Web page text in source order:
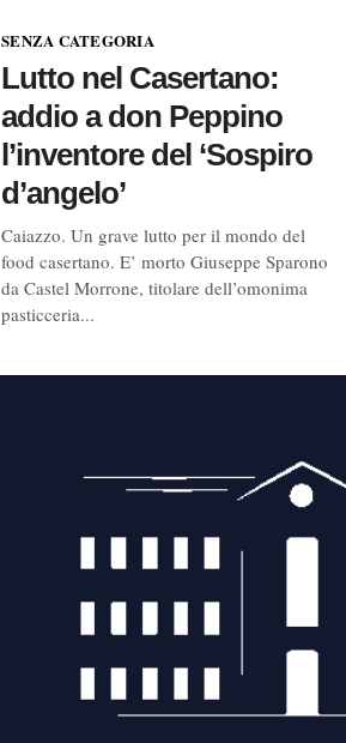
SENZA CATEGORIA
Lutto nel Casertano:
addio a don Peppino
l’inventore del ‘Sospiro
d’angelo’
Caiazzo. Un grave lutto per il mondo del
food casertano. E’ morto Giuseppe Sparono
da Castel Morrone, titolare dell’omonima
pasticceria...